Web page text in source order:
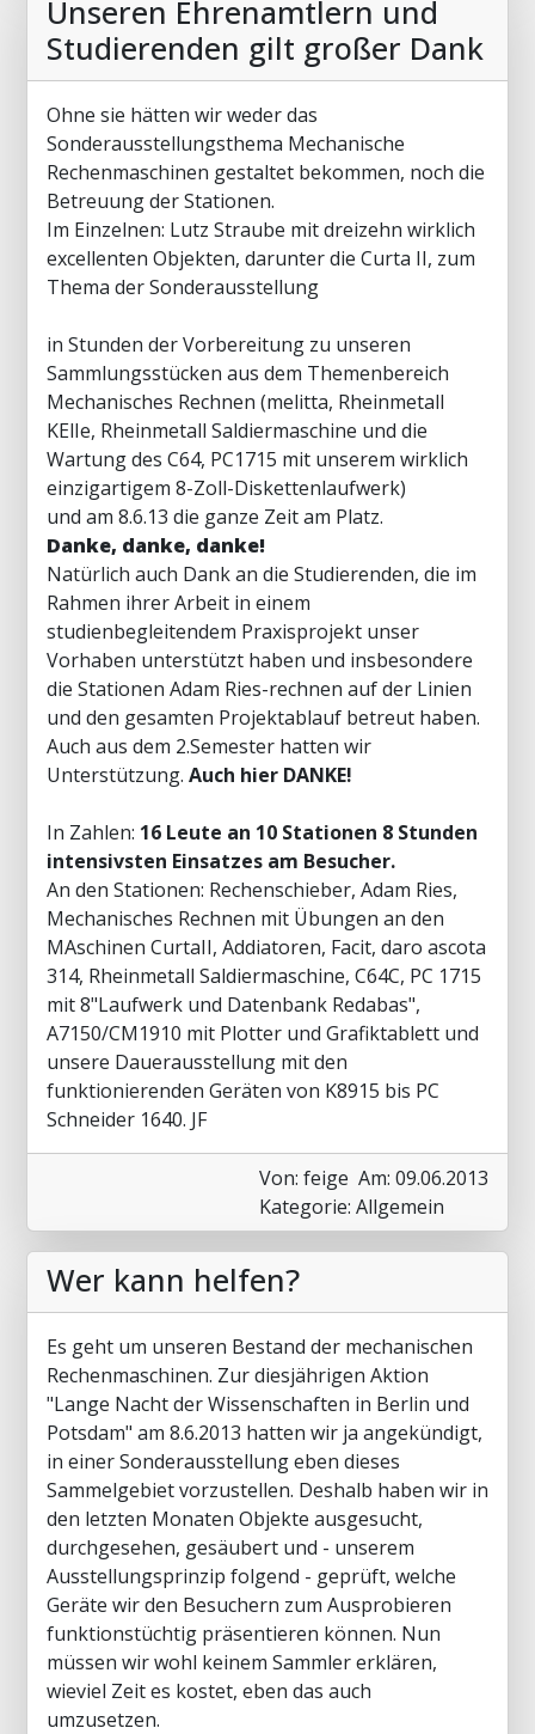
Unseren Ehrenamtlern und
Studierenden gilt großer Dank
Ohne sie hätten wir weder das
Sonderausstellungsthema Mechanische
Rechenmaschinen gestaltet bekommen, noch die
Betreuung der Stationen.
Im Einzelnen: Lutz Straube mit dreizehn wirklich
excellenten Objekten, darunter die Curta II, zum
Thema der Sonderausstellung
in Stunden der Vorbereitung zu unseren
Sammlungsstücken aus dem Themenbereich
Mechanisches Rechnen (melitta, Rheinmetall
KElIe, Rheinmetall Saldiermaschine und die
Wartung des C64, PC1715 mit unserem wirklich
einzigartigem 8-Zoll-Diskettenlaufwerk)
und am 8.6.13 die ganze Zeit am Platz.
Danke, danke, danke!
Natürlich auch Dank an die Studierenden, die im
Rahmen ihrer Arbeit in einem
studienbegleitendem Praxisprojekt unser
Vorhaben unterstützt haben und insbesondere
die Stationen Adam Ries-rechnen auf der Linien
und den gesamten Projektablauf betreut haben.
Auch aus dem 2.Semester hatten wir
Unterstützung. Auch hier DANKE!
In Zahlen: 16 Leute an 10 Stationen 8 Stunden
intensivsten Einsatzes am Besucher.
An den Stationen: Rechenschieber, Adam Ries,
Mechanisches Rechnen mit Übungen an den
MAschinen CurtaII, Addiatoren, Facit, daro ascota
314, Rheinmetall Saldiermaschine, C64C, PC 1715
mit 8"Laufwerk und Datenbank Redabas",
A7150/CM1910 mit Plotter und Grafiktablett und
unsere Dauerausstellung mit den
funktionierenden Geräten von K8915 bis PC
Schneider 1640. JF
Von: feige Am: 09.06.2013
Kategorie: Allgemein
Wer kann helfen?
Es geht um unseren Bestand der mechanischen
Rechenmaschinen. Zur diesjährigen Aktion
"Lange Nacht der Wissenschaften in Berlin und
Potsdam" am 8.6.2013 hatten wir ja angekündigt,
in einer Sonderausstellung eben dieses
Sammelgebiet vorzustellen. Deshalb haben wir in
den letzten Monaten Objekte ausgesucht,
durchgesehen, gesäubert und - unserem
Ausstellungsprinzip folgend - geprüft, welche
Geräte wir den Besuchern zum Ausprobieren
funktionstüchtig präsentieren können. Nun
müssen wir wohl keinem Sammler erklären,
wieviel Zeit es kostet, eben das auch
umzusetzen.